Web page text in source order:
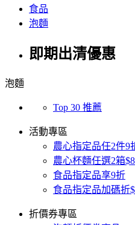
食品
泡麵
即期出清優惠
泡麵
Top 30 推薦
活動專區
農心指定品任2件9
農心杯麵任選2箱
食品指定品享9折
食品指定品加碼折
折價券專區